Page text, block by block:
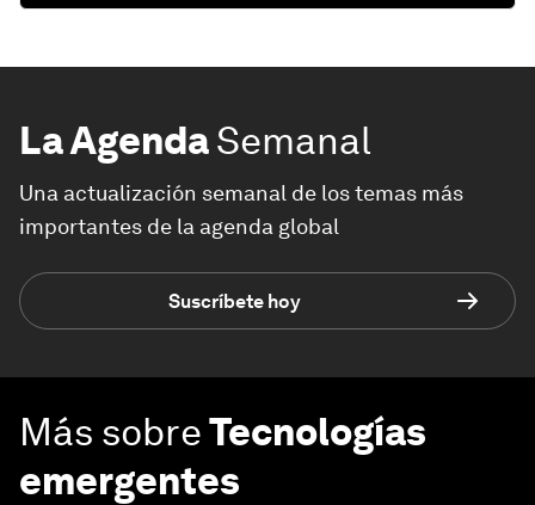
La AgendaSemanal
Una actualización semanal de los temas más
importantes de la agenda global
Suscríbete hoy
Más sobreTecnologías
emergentes